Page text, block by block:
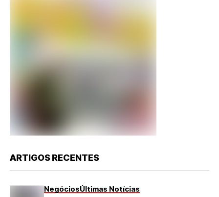
ARTIGOS RECENTES
NegóciosÚltimas Notícias